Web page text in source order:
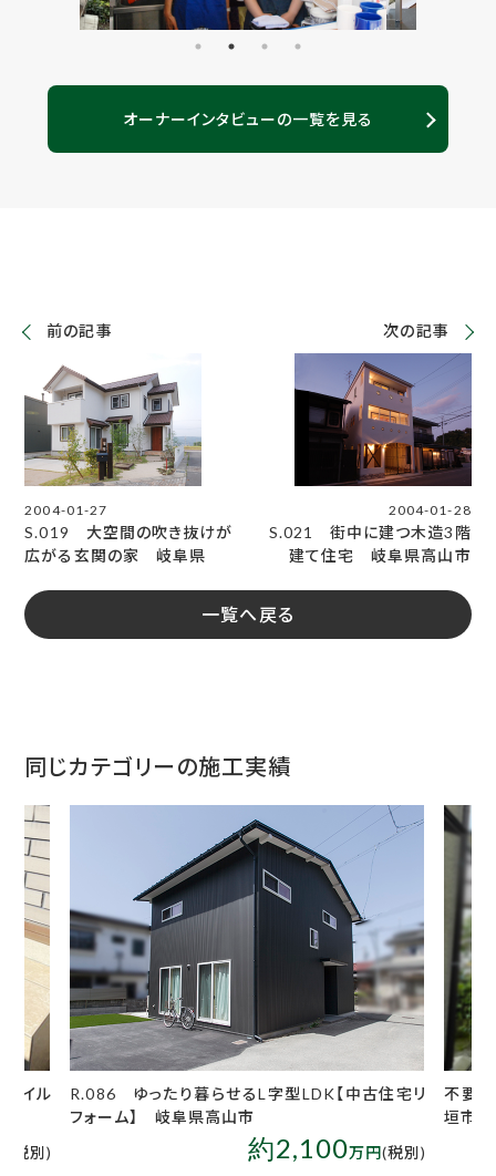
オーナーインタビューの一覧を見る
前の記事
2004-01-27
S.019 大空間の吹き抜けが
広がる玄関の家 岐阜県
一覧へ戻る
次の記事
2004-01-28
S.021 街中に建つ木造3階
建て住宅 岐阜県高山市
同じカテゴリーの施工実績
タイル
(税別)
R.086 ゆったり暮らせるL字型LDK【中古住宅リ
フォーム】 岐阜県高山市
約2,100万円(税別)
不要
垣市